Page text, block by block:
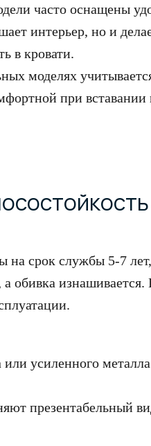
часто оснащены
интерьер, но и
в кровати.
моделях
при
на срок службы 5-7
а обивка
усиленного
презентабельный
ТЦ «Галерея» —